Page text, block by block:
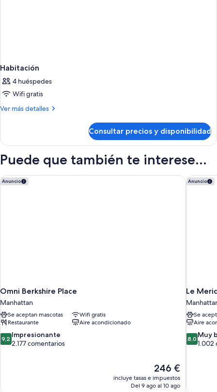
Habitación
4 huéspedes
Wifi gratis
Ver más detalles
Más
Consultar precios y disponibilidad
Puede que también te interese...
Anuncio
Omni Berkshire Place
Manhattan
Se aceptan mascotas
Wifi gratis
Restaurante
Aire acondicionado
9.2
sobre
9,2 Impresionante
2.177 comentarios
El
precio
actual
246 €
incluye tasas e impuestos
Del 9 ago al 10 ago
Omni Berkshire Place Anuncio
Le
Se
Aire
8.0
sobre
8,0 Muy
1.002
Le